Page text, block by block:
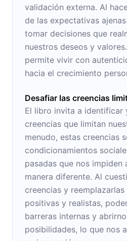
validación externa. Al
de las expectativas
tomar decisiones que
nuestros deseos y
permite vivir con
hacia el crecimiento
Desafiar las creencias
El libro invita a identificar
creencias que limitan
menudo, estas creencias
condicionamientos
pasadas que nos impiden
manera diferente. Al
creencias y
positivas y realistas,
barreras internas y
posibilidades, lo que nos